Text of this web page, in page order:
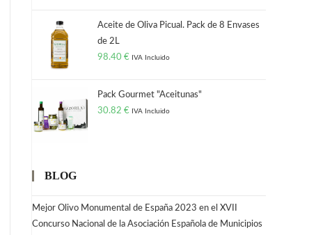
Aceite de Oliva Picual. Pack de 8 Envases
de 2L
98.40 € IVA Incluido
Pack Gourmet "Aceitunas"
30.82 € IVA Incluido
BLOG
Mejor Olivo Monumental de España 2023 en el XVII
Concurso Nacional de la Asociación Española de Municipios